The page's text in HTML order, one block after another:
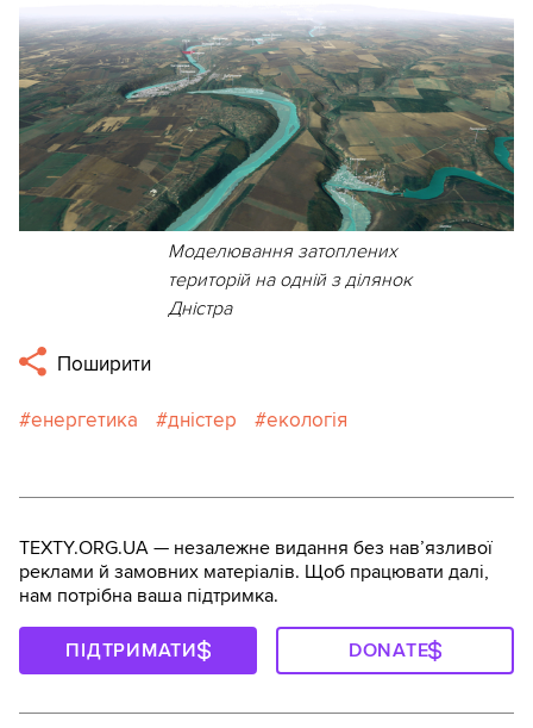
Моделювання затоплених
територій на одній з ділянок
Дністра
Поширити
енергетика дністер екологія
TEXTY.ORG.UA — незалежне видання без навʼязливої
реклами й замовних матеріалів. Щоб працювати далі,
нам потрібна ваша підтримка.
ПІДТРИМАТИ DONATE